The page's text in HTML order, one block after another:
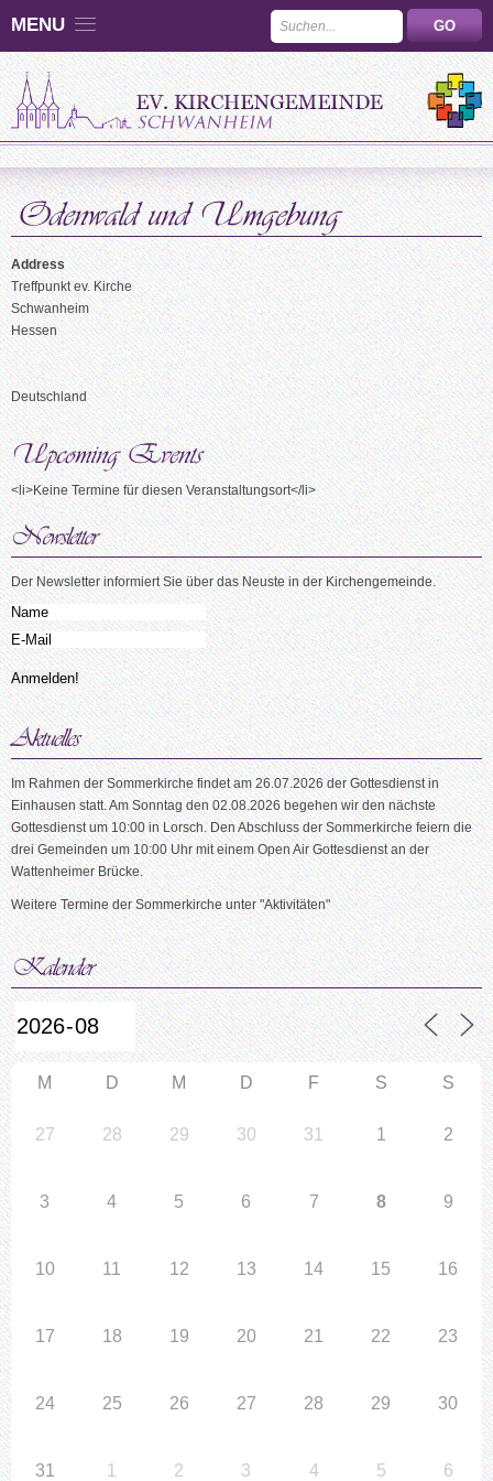
MENU
Address
Treffpunkt ev. Kirche
Schwanheim
Hessen
Deutschland
<li>Keine Termine für diesen Veranstaltungsort</li>
Der Newsletter informiert Sie über das Neuste in der Kirchengemeinde.
Im Rahmen der Sommerkirche findet am 26.07.2026 der Gottesdienst in
Einhausen statt. Am Sonntag den 02.08.2026 begehen wir den nächste
Gottesdienst um 10:00 in Lorsch. Den Abschluss der Sommerkirche feiern die
drei Gemeinden um 10:00 Uhr mit einem Open Air Gottesdienst an der
Wattenheimer Brücke.
Weitere Termine der Sommerkirche unter "Aktivitäten"
M D M D F S S
27 28 29 30 31 1 2
3 4 5 6 7 8 9
10 11 12 13 14 15 16
17 18 19 20 21 22 23
24 25 26 27 28 29 30
31 1 2 3 4 5 6